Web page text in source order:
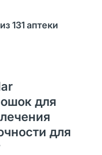
131 аптеки
для
для